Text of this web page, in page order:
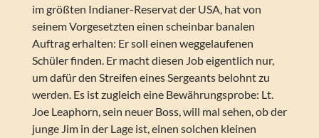
im größten Indianer-Reservat der USA, hat von
seinem Vorgesetzten einen scheinbar banalen
Auftrag erhalten: Er soll einen weggelaufenen
Schüler finden. Er macht diesen Job eigentlich nur,
um dafür den Streifen eines Sergeants belohnt zu
werden. Es ist zugleich eine Bewährungsprobe: Lt.
Joe Leaphorn, sein neuer Boss, will mal sehen, ob der
junge Jim in der Lage ist, einen solchen kleinen